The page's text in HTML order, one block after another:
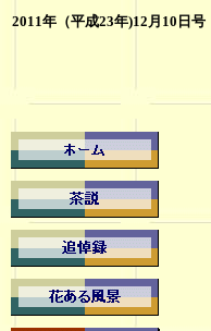
2011年（平成23年)12月10 日号